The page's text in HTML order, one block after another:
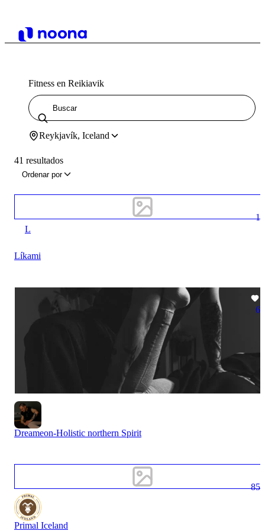
Fitness en Reikiavik
Reykjavík, Iceland
41 resultados
Ordenar por
1
L
Líkami
6
Dreameon-Holistic northern Spirit
85
Primal Iceland